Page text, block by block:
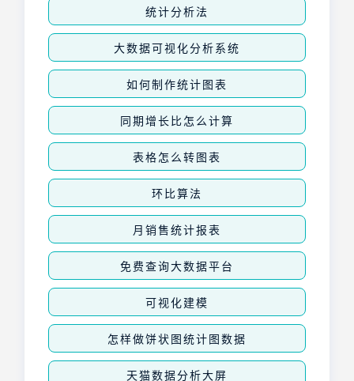
统计分析法
大数据可视化分析系统
如何制作统计图表
同期增长比怎么计算
表格怎么转图表
环比算法
月销售统计报表
免费查询大数据平台
可视化建模
怎样做饼状图统计图数据
天猫数据分析大屏